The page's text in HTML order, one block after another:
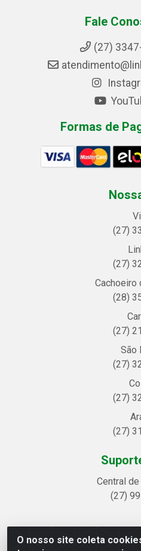
O nosso site coleta
Fale
(27)
Formas de
(27)
(27)
Cachoeiro
(28)
(27)
São
(27)
(27)
(27)
Central
(27)
Linhavix Distribuidora